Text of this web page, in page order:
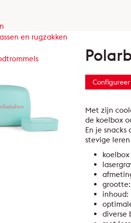
en rugzakken
Met zijn
de koelbox
En je
stevige
inhoud:
diverse